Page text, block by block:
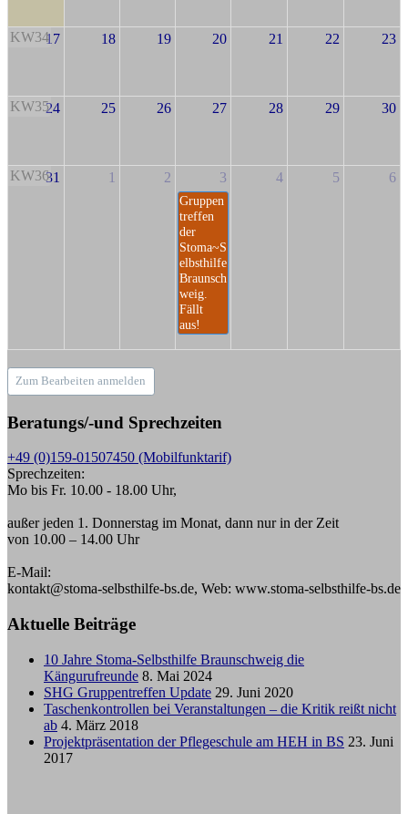
KW3417 18 19 20 21 22 23
KW3524 25 26 27 28 29 30
KW3631 1 2 3
Gruppen
treffen
der
Stoma~S
elbsthilfe
Braunsch
weig.
Fällt
aus!
4 5 6
Zum Bearbeiten anmelden
Beratungs/-und Sprechzeiten
+49 (0)159-01507450 (Mobilfunktarif)
Sprechzeiten:
Mo bis Fr. 10.00 - 18.00 Uhr,
außer jeden 1. Donnerstag im Monat, dann nur in der Zeit
von 10.00 – 14.00 Uhr
E-Mail:
kontakt@stoma-selbsthilfe-bs.de, Web: www.stoma-selbsthilfe-bs.de
Aktuelle Beiträge
10 Jahre Stoma-Selbsthilfe Braunschweig die
Kängurufreunde 8. Mai 2024
SHG Gruppentreffen Update 29. Juni 2020
Taschenkontrollen bei Veranstaltungen – die Kritik reißt nicht
ab 4. März 2018
Projektpräsentation der Pflegeschule am HEH in BS 23. Juni
2017